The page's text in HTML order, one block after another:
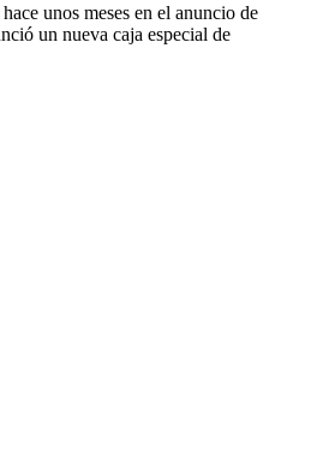
unos meses en el anuncio de
un nueva caja especial de